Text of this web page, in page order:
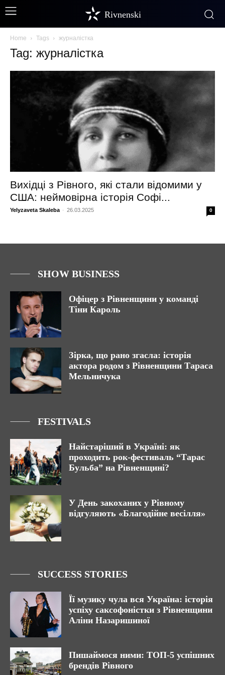
Rivnenski
Home Tags журналістка
Tag: журналістка
Вихідці з Рівного, які стали відомими у
США: неймовірна історія Софі...
Yelyzaveta Skaleba - 26.03.2025 0
SHOW BUSINESS
Офіцер з Рівненщини у команді
Тіни Кароль
Зірка, що рано згасла: історія
актора родом з Рівненщини Тараса
Мельничука
FESTIVALS
Найстаріший в Україні: як
проходить рок-фестиваль “Тарас
Бульба” на Рівненщині?
У День закоханих у Рівному
відгуляють «Благодійне весілля»
SUCCESS STORIES
Її музику чула вся Україна: історія
успіху саксофоністки з Рівненщини
Аліни Назаришиної
Пишаймося ними: ТОП-5 успішних
брендів Рівного